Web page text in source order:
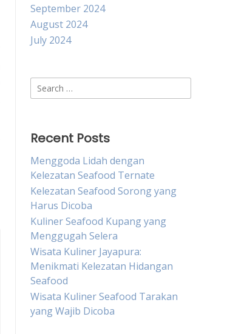
September 2024
August 2024
July 2024
Search
for:
Recent Posts
Menggoda Lidah dengan
Kelezatan Seafood Ternate
Kelezatan Seafood Sorong yang
Harus Dicoba
Kuliner Seafood Kupang yang
Menggugah Selera
Wisata Kuliner Jayapura:
Menikmati Kelezatan Hidangan
Seafood
Wisata Kuliner Seafood Tarakan
yang Wajib Dicoba